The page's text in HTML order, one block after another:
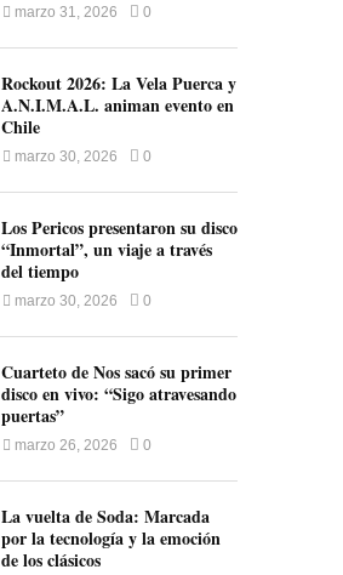
marzo 31, 2026 0
Rockout 2026: La Vela Puerca y
A.N.I.M.A.L. animan evento en
Chile
marzo 30, 2026 0
Los Pericos presentaron su disco
“Inmortal”, un viaje a través
del tiempo
marzo 30, 2026 0
Cuarteto de Nos sacó su primer
disco en vivo: “Sigo atravesando
puertas”
marzo 26, 2026 0
La vuelta de Soda: Marcada
por la tecnología y la emoción
de los clásicos